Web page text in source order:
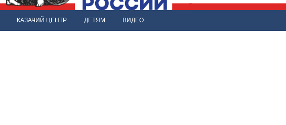
КАЗАЧИЙ ЦЕНТР ДЕТЯМ ВИДЕО